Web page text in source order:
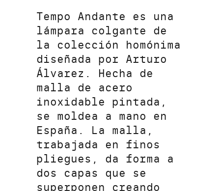
Tempo Andante es una
lámpara colgante de
la colección homónima
diseñada por Arturo
Álvarez. Hecha de
malla de acero
inoxidable pintada,
se moldea a mano en
España. La malla,
trabajada en finos
pliegues, da forma a
dos capas que se
superponen creando